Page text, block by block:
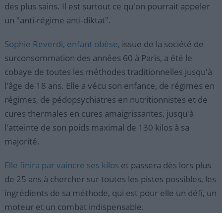
des plus sains. Il est surtout ce qu'on pourrait appeler
un "anti-régime anti-diktat".
Sophie Reverdi, enfant obèse, issue de la société de
surconsommation des années 60 à Paris, a été le
cobaye de toutes les méthodes traditionnelles jusqu'à
l'âge de 18 ans. Elle a vécu son enfance, de régimes en
régimes, de pédopsychiatres en nutritionnistes et de
cures thermales en cures amaigrissantes, jusqu'à
l'atteinte de son poids maximal de 130 kilos à sa
majorité.
Elle finira par vaincre ses kilos et passera dès lors plus
de 25 ans à chercher sur toutes les pistes possibles, les
ingrédients de sa méthode, qui est pour elle un défi, un
moteur et un combat indispensable.